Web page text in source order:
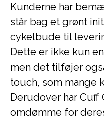
Kunderne har
står bag et grønt
cykelbude til
Dette er ikke kun
men det tilføjer
touch, som
Derudover har
omdømme for